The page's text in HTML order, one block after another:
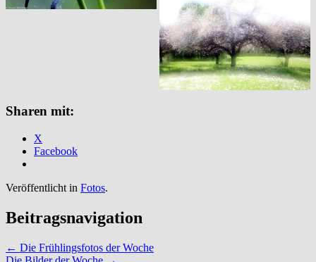
Sharen mit:
X
Facebook
Veröffentlicht in Fotos.
Beitragsnavigation
← Die Frühlingsfotos der Woche